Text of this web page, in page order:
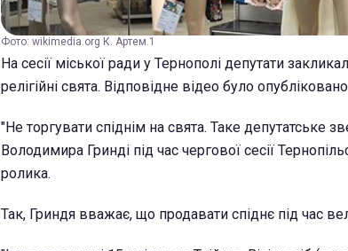
Фото: wikimedia.org К. Артем.1
На сесії міської ради у Тернополі депутати
релігійні свята. Відповідне відео було
"Не торгувати спіднім на свята. Таке депутатське
Володимира Гринді під час чергової сесії
ролика.
Так, Гриндя вважає, що продавати спіднє під час